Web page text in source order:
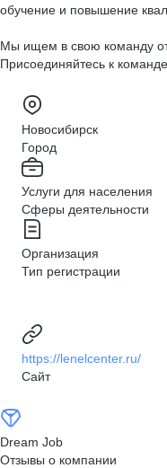
обучение и повышение
Мы ищем в свою команду
Присоединяйтесь к
Новосибирск
Город
Услуги для населения
Сферы деятельности
Организация
Тип регистрации
https://lenelcenter.ru/
Сайт
Dream Job
Отзывы о компании